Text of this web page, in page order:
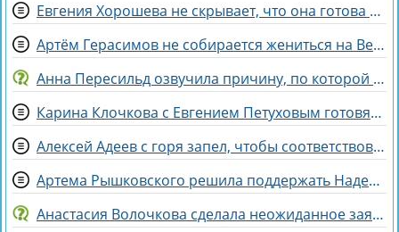
Евгения Хорошева не скрывает, что она готова идти по головам ради победы
Артём Герасимов не собирается жениться на Веронике Строгановой
Анна Пересильд озвучила причину, по которой она выбрала курс Дарьи Мороз
Карина Клочкова с Евгением Петуховым готовятся к «Китайским каникулам»
Алексей Адеев с горя запел, чтобы соответствовать Иване Михайличенко
Артема Рышковского решила поддержать Надежда Ермакова
Анастасия Волочкова сделала неожиданное заявление о дочери